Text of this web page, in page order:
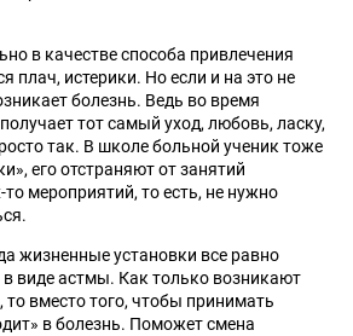
в качестве способа привлечения
плач, истерики. Но если и на это не
болезнь. Ведь во время
тот самый уход, любовь, ласку,
так. В школе больной ученик тоже
его отстраняют от занятий
мероприятий, то есть, не нужно
жизненные установки все равно
в виде астмы. Как только возникают
вместо того, чтобы принимать
в болезнь. Поможет смена